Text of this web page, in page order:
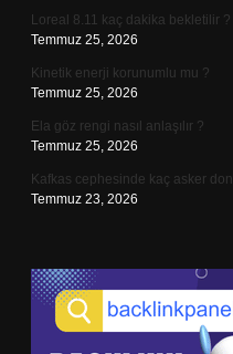
Loreal 8.11 kaç dakika bekletilir ?
Temmuz 25, 2026
Kinetik enerji korunumlu mu ?
Temmuz 25, 2026
Ela göz rengi nasıl anlaşılır ?
Temmuz 25, 2026
Kafkas cephesinde kaç asker
Temmuz 23, 2026